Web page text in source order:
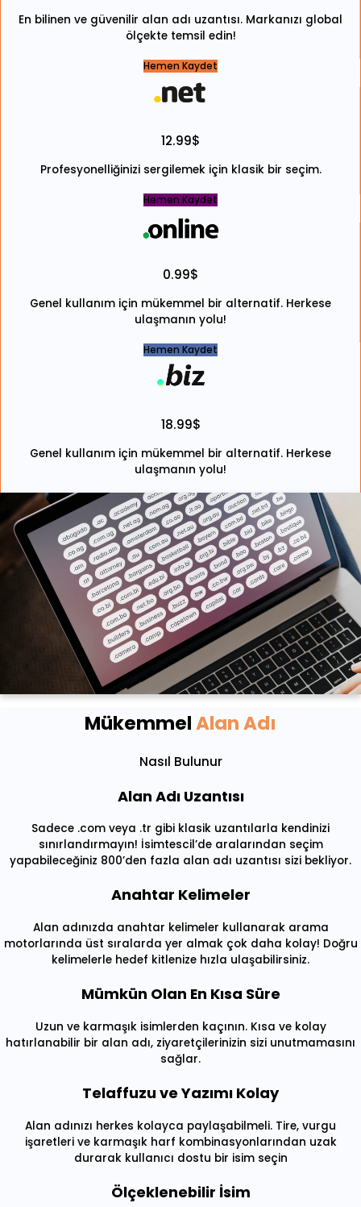
En bilinen ve güvenilir alan adı uzantısı. Markanızı global
ölçekte temsil edin!
Hemen Kaydet
12.99$
Profesyonelliğinizi sergilemek için klasik bir seçim.
Hemen Kaydet
0.99$
Genel kullanım için mükemmel bir alternatif. Herkese
ulaşmanın yolu!
Hemen Kaydet
18.99$
Genel kullanım için mükemmel bir alternatif. Herkese
ulaşmanın yolu!
Hemen Kaydet
MükemmelAlan Adı
Nasıl Bulunur
Alan Adı Uzantısı
Sadece .com veya .tr gibi klasik uzantılarla kendinizi
sınırlandırmayın! İsimtescil’de aralarından seçim
yapabileceğiniz 800’den fazla alan adı uzantısı sizi bekliyor.
Anahtar Kelimeler
Alan adınızda anahtar kelimeler kullanarak arama
motorlarında üst sıralarda yer almak çok daha kolay! Doğru
kelimelerle hedef kitlenize hızla ulaşabilirsiniz.
Mümkün Olan En Kısa Süre
Uzun ve karmaşık isimlerden kaçının. Kısa ve kolay
hatırlanabilir bir alan adı, ziyaretçilerinizin sizi unutmamasını
sağlar.
Telaffuzu ve Yazımı Kolay
Alan adınızı herkes kolayca paylaşabilmeli. Tire, vurgu
işaretleri ve karmaşık harf kombinasyonlarından uzak
durarak kullanıcı dostu bir isim seçin
Ölçeklenebilir İsim